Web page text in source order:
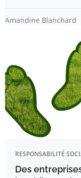
Amandine Blanchard
RESPONSABILITÉ
Des